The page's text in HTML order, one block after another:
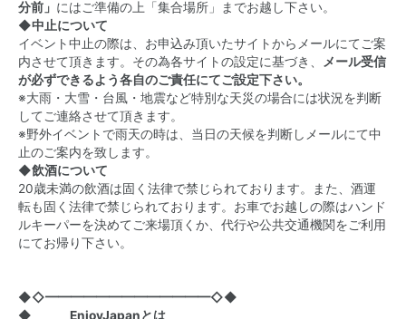
分前」 にはご準備の上「集合場所」までお越し下さい。
◆中止について
イベント中止の際は、お申込み頂いたサイトからメールにてご案
内させて頂きます。その為各サイトの設定に基づき、
メール受信
が必ずできるよう各自のご責任にてご設定下さい。
※大雨・大雪・台風・地震など特別な天災の場合には状況を判断
してご連絡させて頂きます。
※野外イベントで雨天の時は、当日の天候を判断しメールにて中
止のご案内を致します。
◆飲酒について
20歳未満の飲酒は固く法律で禁じられております。また、酒運
転も固く法律で禁じられております。お車でお越しの際はハンド
ルキーパーを決めてご来場頂くか、代行や公共交通機関をご利用
にてお帰り下さい。
◆◇━━━━━━━━━━━━━◇◆
◆ EnjoyJapanとは